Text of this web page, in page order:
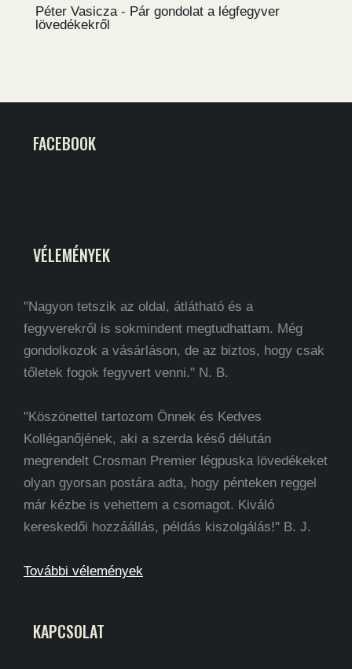
Péter Vasicza - Pár gondolat a légfegyver
lövedékekről
FACEBOOK
VÉLEMÉNYEK
"Nagyon tetszik az oldal, átlátható és a
fegyverekről is sokmindent megtudhattam. Még
gondolkozok a vásárláson, de az biztos, hogy csak
tőletek fogok fegyvert venni." N. B.
"Köszönettel tartozom Önnek és Kedves
Kolléganőjének, aki a szerda késő délután
megrendelt Crosman Premier légpuska lövedékeket
olyan gyorsan postára adta, hogy pénteken reggel
már kézbe is vehettem a csomagot. Kiváló
kereskedői hozzáállás, példás kiszolgálás!" B. J.
További vélemények
KAPCSOLAT